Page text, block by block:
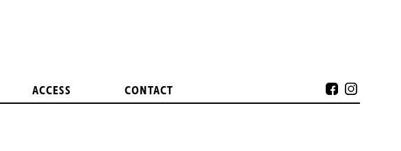
ACCESS CONTACT